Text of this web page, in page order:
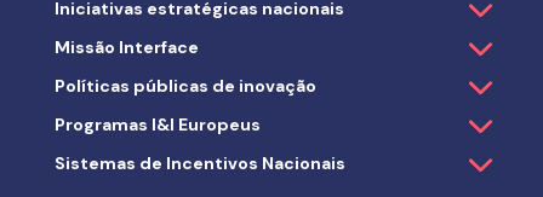
Iniciativas estratégicas nacionais
Missão Interface
Políticas públicas de inovação
Programas I&I Europeus
Sistemas de Incentivos Nacionais